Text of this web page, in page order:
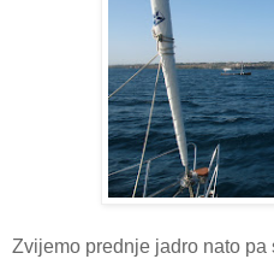
Zvijemo prednje jadro nato pa